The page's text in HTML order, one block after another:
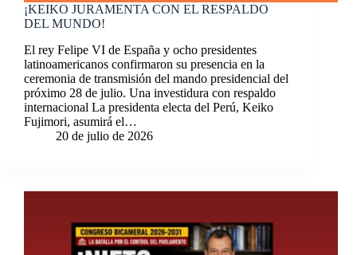
¡KEIKO JURAMENTA CON EL RESPALDO
DEL MUNDO!
El rey Felipe VI de España y ocho presidentes
latinoamericanos confirmaron su presencia en la
ceremonia de transmisión del mando presidencial del
próximo 28 de julio. Una investidura con respaldo
internacional La presidenta electa del Perú, Keiko
Fujimori, asumirá el…
20 de julio de 2026